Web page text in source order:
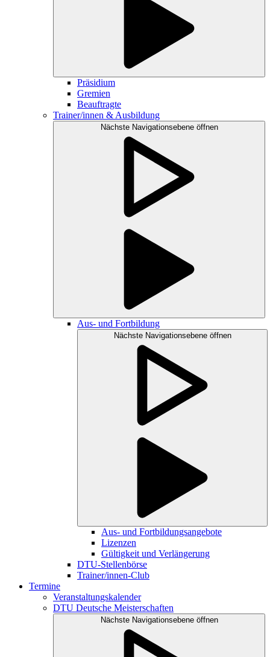
Präsidium
Gremien
Beauftragte
Trainer/innen & Ausbildung
Nächste Navigationsebene öffnen
Aus- und Fortbildung
Nächste Navigationsebene öffnen
Aus- und Fortbildungsangebote
Lizenzen
Gültigkeit und Verlängerung
DTU-Stellenbörse
Trainer/innen-Club
Termine
Veranstaltungskalender
DTU Deutsche Meisterschaften
Nächste Navigationsebene öffnen